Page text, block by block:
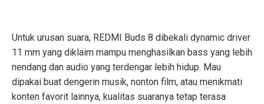
Untuk urusan suara, REDMI Buds 8 dibekali dynamic driver
11 mm yang diklaim mampu menghasilkan bass yang lebih
nendang dan audio yang terdengar lebih hidup. Mau
dipakai buat dengerin musik, nonton film, atau menikmati
konten favorit lainnya, kualitas suaranya tetap terasa